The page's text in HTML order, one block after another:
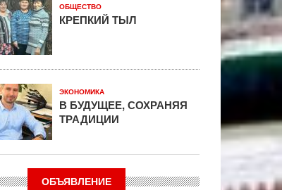
ОБЩЕСТВО
КРЕПКИЙ ТЫЛ
ЭКОНОМИКА
В БУДУЩЕЕ, СОХРАНЯЯ
ТРАДИЦИИ
ОБЪЯВЛЕНИЕ